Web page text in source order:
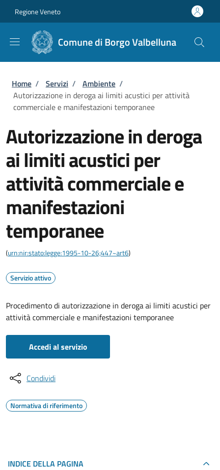
Regione Veneto
Comune di Borgo Valbelluna
Briciole di pane
Home / Servizi / Ambiente /
Autorizzazione in deroga ai limiti acustici per attività
commerciale e manifestazioni temporanee
Autorizzazione in deroga
ai limiti acustici per
attività commerciale e
manifestazioni
temporanee
(urn:nir:stato:legge:1995-10-26;447~art6)
Servizio attivo
Procedimento di autorizzazione in deroga ai limiti acustici per
attività commerciale e manifestazioni temporanee
Accedi al servizio
Condividi
Normativa di riferimento
INDICE DELLA PAGINA